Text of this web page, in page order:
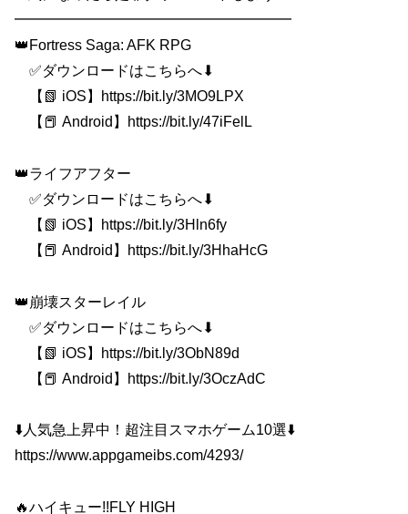
━━━━━━━━━━━━━━━━━━━
👑Fortress Saga: AFK RPG
✅ダウンロードはこちらへ⬇
【📗 iOS】https://bit.ly/3MO9LPX
【📕 Android】https://bit.ly/47iFelL
👑ライフアフター
✅ダウンロードはこちらへ⬇
【📗 iOS】https://bit.ly/3Hln6fy
【📕 Android】https://bit.ly/3HhaHcG
👑崩壊スターレイル
✅ダウンロードはこちらへ⬇
【📗 iOS】https://bit.ly/3ObN89d
【📕 Android】https://bit.ly/3OczAdC
⬇️人気急上昇中！超注目スマホゲーム10選⬇️
https://www.appgameibs.com/4293/
🔥ハイキュー!!FLY HIGH